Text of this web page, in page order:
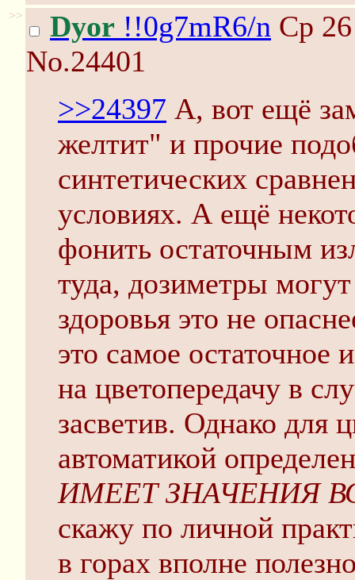
>> Dyor !!0g7mR6/n Ср
No.24401
>>24397 А, вот ещё
желтит" и прочие
синтетических
условиях. А ещё
фонить остаточным
туда, дозиметры
здоровья это не
это самое остаточное
на цветопередачу в
засветив. Однако для
автоматикой
ИМЕЕТ ЗНАЧЕНИЯ
скажу по личной
в горах вполне